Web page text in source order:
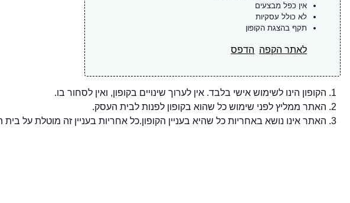
אין כפל מבצעים
לא כולל עסקיות
תקף בהצגת הקופון
לאתר הקפה הדפס
הקופון הינו לשימוש אישי בלבד. אין לערוך שינויים בקופון, ואין לסחור בו.
האתר ממליץ לפני שימוש כל שהוא בקופון לפנות לבית העסק.
האתר אינו נושא באחריות כל שהיא בעניין הקופון.כל אחריות בעניין זה מוטלת על